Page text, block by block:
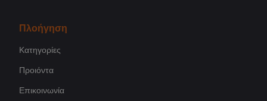
Πλοήγηση
Κατηγορίες
Προιόντα
Επικοινωνία